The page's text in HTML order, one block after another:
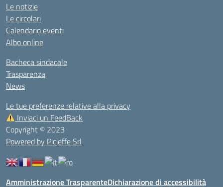
Le notizie
Le circolari
Calendario eventi
Albo online
Bacheca sindacale
Trasparenza
News
Le tue preferenze relative alla privacy
Inviaci un FeedBack
Copyright © 2023
Powered by Picieffe Srl
Amministrazione TrasparenteDichiarazione di accessibilità